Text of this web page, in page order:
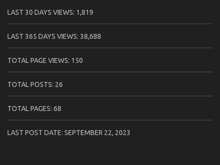
LAST 30 DAYS VIEWS: 1,819
LAST 365 DAYS VIEWS: 38,688
TOTAL PAGE VIEWS: 150
TOTAL POSTS: 26
TOTAL PAGES: 68
LAST POST DATE: SEPTEMBER 22, 2023